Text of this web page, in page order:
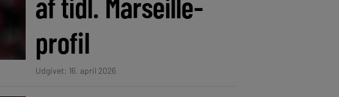
profil
Udgivet: 16. april 2026